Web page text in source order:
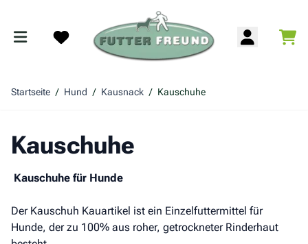
Startseite / Hund / Kausnack / Kauschuhe
Kauschuhe
Kauschuhe für Hunde
Der Kauschuh Kauartikel ist ein Einzelfuttermittel für
Hunde, der zu 100% aus roher, getrockneter Rinderhaut